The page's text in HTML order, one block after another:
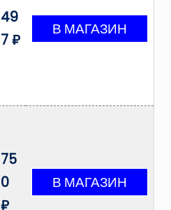
49
7 ₽
75
0
₽